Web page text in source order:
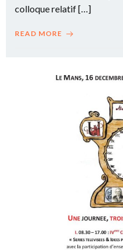
colloque relatif […]
READ MORE